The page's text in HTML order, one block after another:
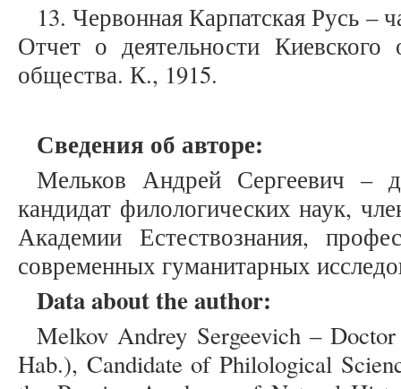
13. Червонная Карпатская Русь –
Отчет о деятельности Киевского
общества. К., 1915.
Сведения об авторе:
Мельков Андрей Сергеевич –
кандидат филологических наук,
Академии Естествознания,
современных гуманитарных
Data about the author:
Melkov Andrey Sergeevich –
Hab.), Candidate of Philological